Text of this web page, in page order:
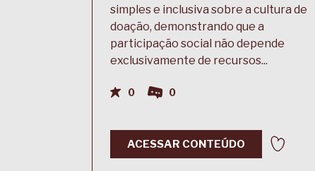
simples e inclusiva sobre a cultura de
doação, demonstrando que a
participação social não depende
exclusivamente de recursos...
0 0
ACESSAR CONTEÚDO